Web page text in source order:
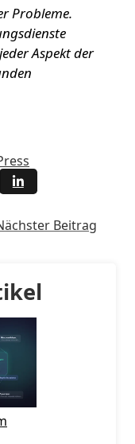
Probleme.
Aspekt der
Beitrag